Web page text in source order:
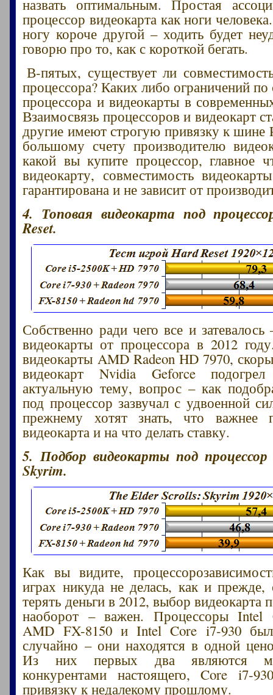
назвать оптимальным. Простая
процессор видеокарта как ноги
ногу короче другой – ходить будет
говорю про то, как с короткой бегать.
В-пятых, существует ли
процессора? Каких либо ограничений
процессора и видеокарты в
Взаимосвязь процессоров и видеокарт
другие имеют строгую привязку к шине
большому счету производителю
какой вы купите процессор, главное
видеокарту, совместимость
гарантирована и не зависит от
4. Топовая видеокарта под
Reset.
Собственно ради чего все и
видеокарты от процессора в 2012
видеокарты AMD Radeon HD 7970,
видеокарт Nvidia Geforce
актуальную тему, вопрос – как
под процессор зазвучал с удвоенной
прежнему хотят знать, что важнее
видеокарта и на что делать ставку.
5. Подбор видеокарты под
Skyrim.
Как вы видите,
играх никуда не делась, как и прежде,
терять деньги в 2012, выбор видеокарта
наоборот – важен. Процессоры Intel
AMD FX-8150 и Intel Core i7-930
случайно – они находятся в одной
Из них первых два являются
конкурентами настоящего, Core i7-
привязку к недалекому прошлому.